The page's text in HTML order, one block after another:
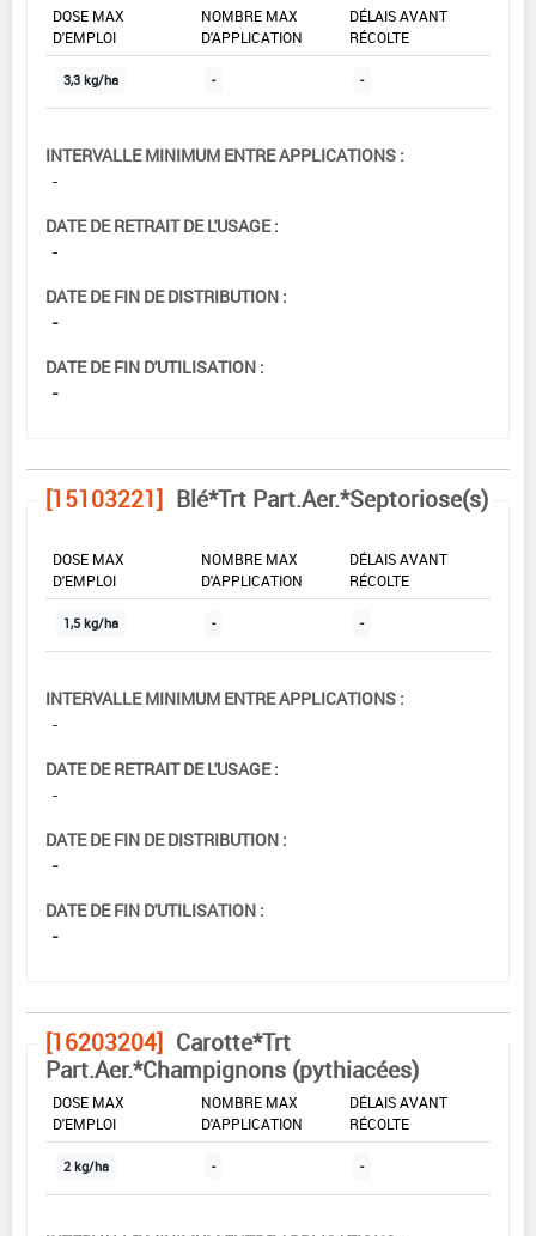
DOSE MAX
D'EMPLOI
NOMBRE MAX
D'APPLICATION
DÉLAIS AVANT
RÉCOLTE
3,3 kg/ha - -
INTERVALLE MINIMUM ENTRE APPLICATIONS :
-
DATE DE RETRAIT DE L'USAGE :
-
DATE DE FIN DE DISTRIBUTION :
-
DATE DE FIN D'UTILISATION :
-
[15103221] Blé*Trt Part.Aer.*Septoriose(s)
DOSE MAX
D'EMPLOI
NOMBRE MAX
D'APPLICATION
DÉLAIS AVANT
RÉCOLTE
1,5 kg/ha - -
INTERVALLE MINIMUM ENTRE APPLICATIONS :
-
DATE DE RETRAIT DE L'USAGE :
-
DATE DE FIN DE DISTRIBUTION :
-
DATE DE FIN D'UTILISATION :
-
[16203204] Carotte*Trt
Part.Aer.*Champignons (pythiacées)
DOSE MAX
D'EMPLOI
NOMBRE MAX
D'APPLICATION
DÉLAIS AVANT
RÉCOLTE
2 kg/ha - -